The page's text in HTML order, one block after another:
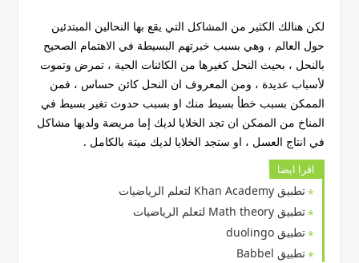
لكن هنالك الكثير من المشاكل التي يقع بها النحالين المبتدئين
حول العالم ، وهي بسبب خبرتهم البسيطة في الاهتمام الصحيح
بالنحل ، بحيث النحل كغيرها من الكائنات الحية ، تمرض وتموت
لأسباب عديدة ، ومن المعروف ان النحل كائن حساس ، فمن
الممكن بسبب خطأ بسيط منك او بسبب حدوث تغير بسيط في
المناخ من الممكن ان تجد الخلايا لديك إما مريضة ولديها مشاكل
في انتاج العسل ، او ستجد الخلايا لديك ميتة بالكامل .
اقرا ايضا
تطبيق Khan Academy لتعلم الرياضيات
تطبيق Math theory لتعلم الرياضيات
تطبيق duolingo
تطبيق Babbel